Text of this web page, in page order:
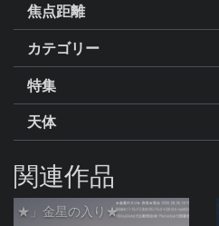
焦点距離
カテゴリー
特集
天体
関連作品
★」金星の入り★